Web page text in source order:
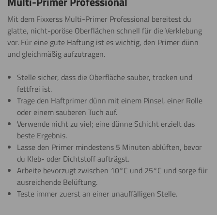
Mit dem Fixxerss Multi-Primer Professional bereitest du
glatte, nicht-poröse Oberflächen schnell für die Verklebung
vor. Für eine gute Haftung ist es wichtig, den Primer dünn
und gleichmäßig aufzutragen.
Stelle sicher, dass die Oberfläche sauber, trocken und
fettfrei ist.
Trage den Haftprimer dünn mit einem Pinsel, einer Rolle
oder einem sauberen Tuch auf.
Verwende nicht zu viel; eine dünne Schicht erzielt das
beste Ergebnis.
Lasse den Primer mindestens 5 Minuten ablüften, bevor
du Kleb- oder Dichtstoff aufträgst.
Arbeite bevorzugt zwischen 10°C und 25°C und sorge für
ausreichende Belüftung.
Teste immer zuerst an einer unauffälligen Stelle.